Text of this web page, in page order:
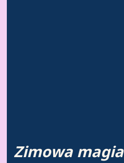
Zimowa magia